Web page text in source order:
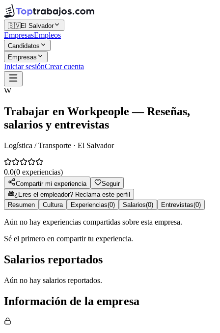
🇸🇻El Salvador
EmpresasEmpleos
Candidatos
Empresas
Iniciar sesiónCrear cuenta
W
Trabajar en Workpeople — Reseñas,
salarios y entrevistas
Logística / Transporte · El Salvador
0.0(0 experiencias)
Compartir mi experiencia
Seguir
¿Eres el empleador? Reclama este perfil
Resumen
Cultura Experiencias(0) Salarios(0) Entrevistas(0)
Aún no hay experiencias compartidas sobre esta empresa.
Sé el primero en compartir tu experiencia.
Salarios reportados
Aún no hay salarios reportados.
Información de la empresa